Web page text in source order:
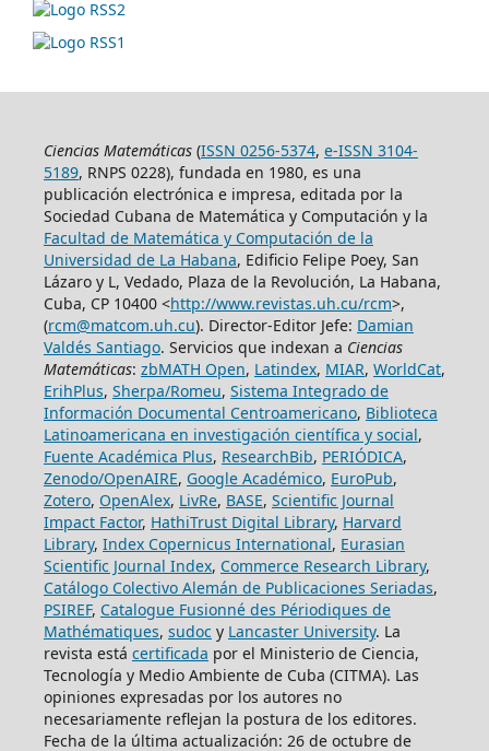
Ciencias Matemáticas(ISSN 0256-5374, e-ISSN 3104-
5189, RNPS 0228), fundada en 1980, es una
publicación electrónica e impresa, editada por la
Sociedad Cubana de Matemática y Computación y la
Facultad de Matemática y Computación de la
Universidad de La Habana, Edificio Felipe Poey, San
Lázaro y L, Vedado, Plaza de la Revolución, La Habana,
Cuba, CP 10400 <http://www.revistas.uh.cu/rcm>,
(rcm@matcom.uh.cu). Director-Editor Jefe: Damian
Valdés Santiago. Servicios que indexan a Ciencias
Matemáticas: zbMATH Open, Latindex, MIAR, WorldCat,
ErihPlus, Sherpa/Romeu, Sistema Integrado de
Información Documental Centroamericano, Biblioteca
Latinoamericana en investigación científica y social,
Fuente Académica Plus, ResearchBib, PERIÓDICA,
Zenodo/OpenAIRE, Google Académico, EuroPub,
Zotero, OpenAlex, LivRe, BASE, Scientific Journal
Impact Factor, HathiTrust Digital Library, Harvard
Library, Index Copernicus International, Eurasian
Scientific Journal Index, Commerce Research Library,
Catálogo Colectivo Alemán de Publicaciones Seriadas,
PSIREF, Catalogue Fusionné des Périodiques de
Mathématiques, sudoc y Lancaster University. La
revista está certificada por el Ministerio de Ciencia,
Tecnología y Medio Ambiente de Cuba (CITMA). Las
opiniones expresadas por los autores no
necesariamente reflejan la postura de los editores.
Fecha de la última actualización: 26 de octubre de